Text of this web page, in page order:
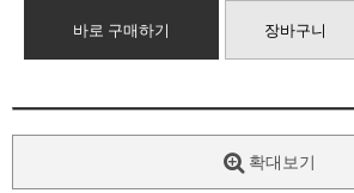
바로 구매하기 장바구니
확대보기